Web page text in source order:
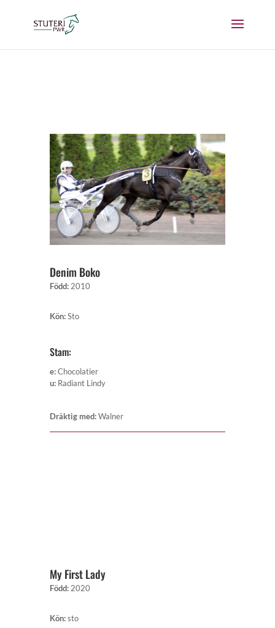
Denim Boko
Född: 2010
Kön:Sto
Stam:
e:Chocolatier
u: Radiant Lindy
Dräktig med:Walner
My First Lady
Född: 2020
Kön:sto